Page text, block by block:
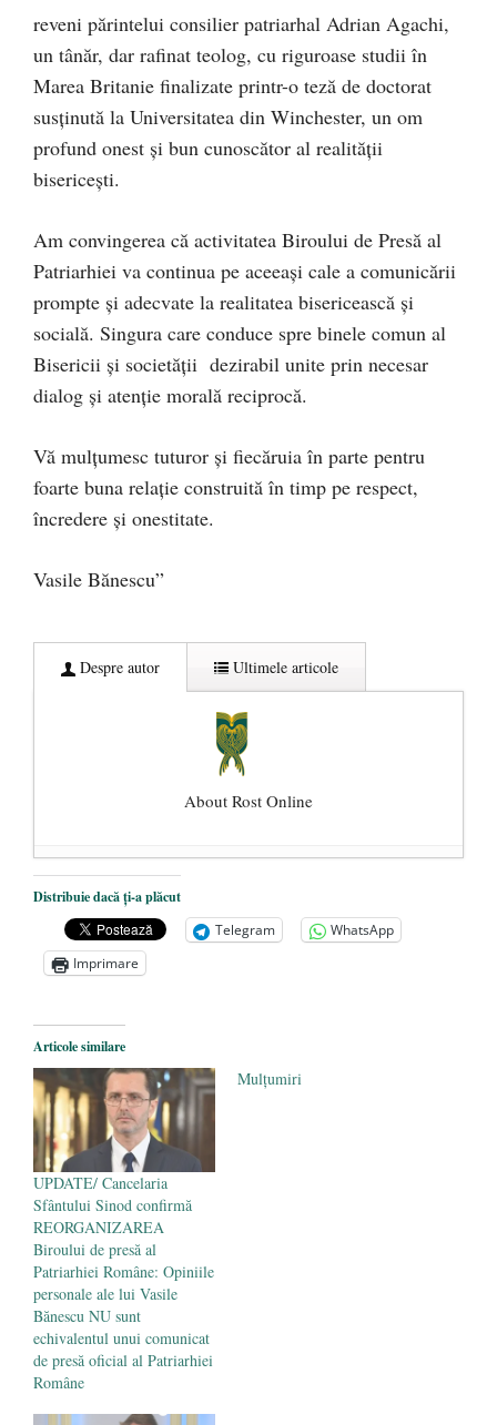
reveni părintelui consilier patriarhal Adrian Agachi,
un tânăr, dar rafinat teolog, cu riguroase studii în
Marea Britanie finalizate printr-o teză de doctorat
susținută la Universitatea din Winchester, un om
profund onest și bun cunoscător al realității
bisericești.
Am convingerea că activitatea Biroului de Presă al
Patriarhiei va continua pe aceeași cale a comunicării
prompte și adecvate la realitatea bisericească și
socială. Singura care conduce spre binele comun al
Bisericii și societății dezirabil unite prin necesar
dialog și atenție morală reciprocă.
Vă mulțumesc tuturor și fiecăruia în parte pentru
foarte buna relație construită în timp pe respect,
încredere și onestitate.
Vasile Bănescu”
Despre autor Ultimele articole
About Rost Online
Dezvăluiri cutremurătoare despre
președintele Ucrainei, Volodymyr
Zelensky
- 13 mai 2026
Statul care servește Națiunea
Legea Vexler produce efecte. Bustul
poetului Octavian Goga, înlăturat din Iași
- 16 aprilie 2026
Distribuie dacă ți-a plăcut
Telegram
WhatsApp
Imprimare
Articole similare
UPDATE/ Cancelaria
Sfântului Sinod confirmă
REORGANIZAREA
Biroului de presă al
Patriarhiei Române: Opiniile
personale ale lui Vasile
Bănescu NU sunt
echivalentul unui comunicat
de presă oficial al Patriarhiei
Române
Mulțumiri